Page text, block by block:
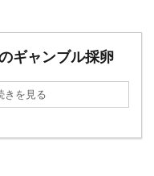
ギャンブル採卵
きを見る